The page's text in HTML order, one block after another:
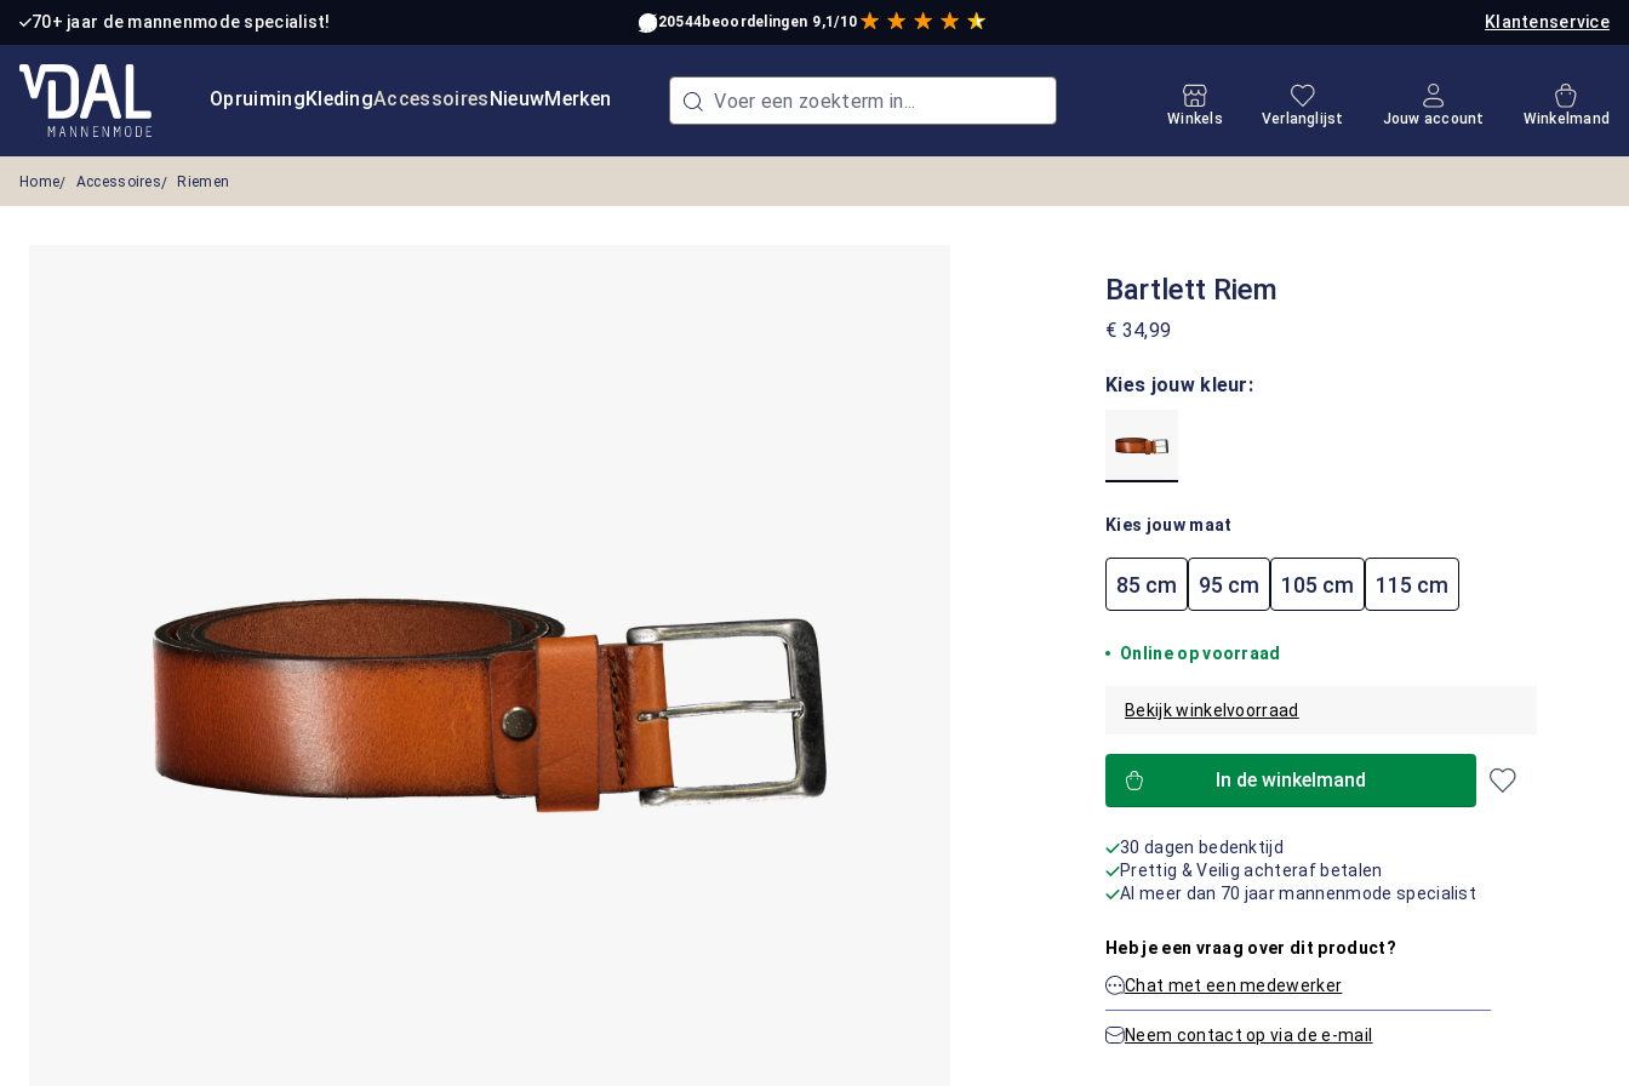
de hoofdinhoud
Ga naar de zoekopdracht
Ga naar de hoofdnavigatie
70+ jaar de mannenmode specialist! Klantenservice
20544beoordelingen 9,1/10
OpruimingKledingAccessoiresNieuwMerken
Winkels
Je hebt 0 items op je verlanglijstje
Verlanglijst Jouw account Winkelmand
Home Accessoires Riemen
Bartlett Riem
€ 34,99
Kies jouw kleur:
Kies jouw maat
85 cm 95 cm 105 cm 115 cm
Online op voorraad
Bekijk winkelvoorraad
In de winkelmand
30 dagen bedenktijd
Prettig & Veilig achteraf betalen
Al meer dan 70 jaar mannenmode specialist
Heb je een vraag over dit product?
Chat met een medewerker
Neem contact op via de e-mail